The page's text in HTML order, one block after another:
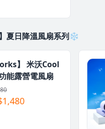
夏日降溫風扇系列❄️
】 米沃Cool
能露營電風扇